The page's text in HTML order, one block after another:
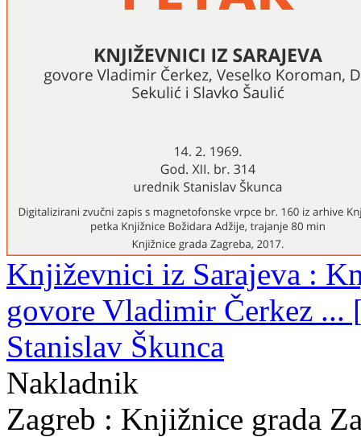
Književnici iz Sarajeva :
govore Vladimir Čerkez
Stanislav Škunca
Nakladnik
Zagreb : Knjižnice grada